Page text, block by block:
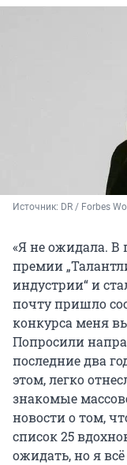
Источник: DR / Forbes
«Я не ожидала. В
премии
индустрии“ и
почту пришло
конкурса меня
Попросили
последние два
этом, легко
знакомые
новости о том,
список 25
ожидать, но я